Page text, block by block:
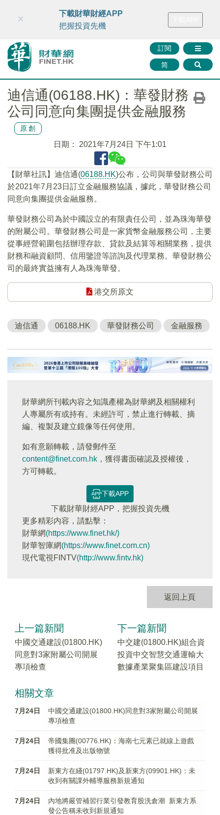
財華智庫網 FINTV FINMETA 財華證券 媒體矩陣
訂閱
简
×
下載財華財經APP
把握投資先機
迪信通(06188.HK)：華發財務
公司同意向集團提供金融服務
原創
日期： 2021年7月24日 下午1:01
【財華社訊】迪信通(06188.HK)公布，公司與華發財務公司
於2021年7月23日訂立金融服務協議，據此，華發財務公司
同意向集團提供金融服務。
華發財務公司為於中國設立的有限責任公司，並為珠海華發
的附屬公司。華發財務公司是一家貨幣金融服務公司，主要
從事經營範圍包括辦理存款、貸款及結算等相關業務，提供
財務和融資顧問、信用鑒證等諮詢及代理業務。華發財務公
司的最終實益擁有人為珠海華發。
港交所原文
迪信通 06188.HK 華發財務公司 金融服務
財華網所刊載內容之知識產權為財華網及相關權利
人專屬所有或持有。未經許可，禁止進行轉載、摘
編、複製及建立鏡像等任何使用。
如有意願轉載，請發郵件至
content@finet.com.hk ，獲得書面確認及授權後，
方可轉載。
下載APP
下載財華財經APP，把握投資先機
更多精彩内容，請點擊：
財華網(https://www.finet.hk/)
財華智庫網(https://www.finet.com.cn)
現代電視FINTV(http://www.fintv.hk)
返回上頁
上一篇新聞
中國交通建設(01800.HK)
同意對3家附屬公司開展
專項檢查
下一篇新聞
中交建(01800.HK)組合資
投資中交智慧交通運輸大
數據產業聚集區建設項目
相關文章
7月24日
中國交通建設(01800.HK)同意對3家附屬公司開展
專項檢查
7月24日
帝國集團(00776.HK)：海南七元素已就線上遊戲
獲得批准及出版物號
7月24日
新東方在綫(01797.HK)及新東方(09901.HK)：未
收到有關課外輔導服務新規通知
7月24日
內地將嚴管補習行業引發教育股洗倉潮 新東方系
發公告稱未收到新規通知